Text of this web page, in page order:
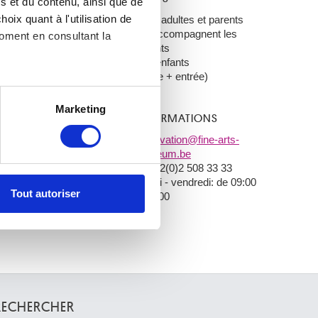
quant à l'utilisation de
en consultant la
à plusieurs mètres près
Marketing
Tout autoriser
€ 10: adultes et parents
qui accompagnent les
enfants
€ 8: enfants
(visite + entrée)
INFORMATIONS
reservation@fine-arts-
museum.be
T + 32(0)2 508 33 33
mardi - vendredi: de 09:00
à 12:00